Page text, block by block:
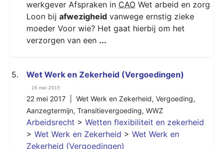
werkgever Afspraken in CAO Wet arbeid en zorg
Loon bij afwezigheid vanwege ernstig zieke
moeder Voor wie? Het gaat hierbij om het
verzorgen van een ...
5. Wet Werk en Zekerheid (Vergoedingen)
16 mei 2015
22 mei 2017 | Wet Werk en Zekerheid, Vergoeding,
Aanzegtermijn, Transitievergoeding, WWZ
Arbeidsrecht > Wetten flexibiliteit en zekerheid
> Wet Werk en Zekerheid > Wet Werk en
Zekerheid (Vergoedingen)